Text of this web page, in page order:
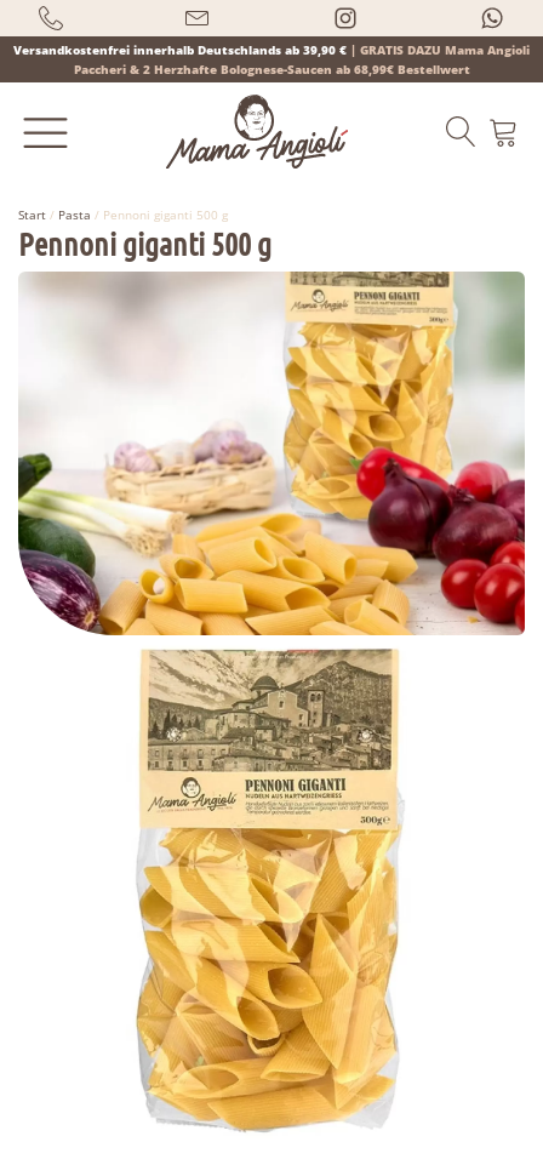
Versandkostenfrei innerhalb Deutschlands ab 39,90 € | GRATIS DAZU Mama Angioli
Paccheri & 2 Herzhafte Bolognese-Saucen ab 68,99€ Bestellwert
Products
Start / Pasta / Pennoni giganti 500 g
Pennoni giganti 500 g